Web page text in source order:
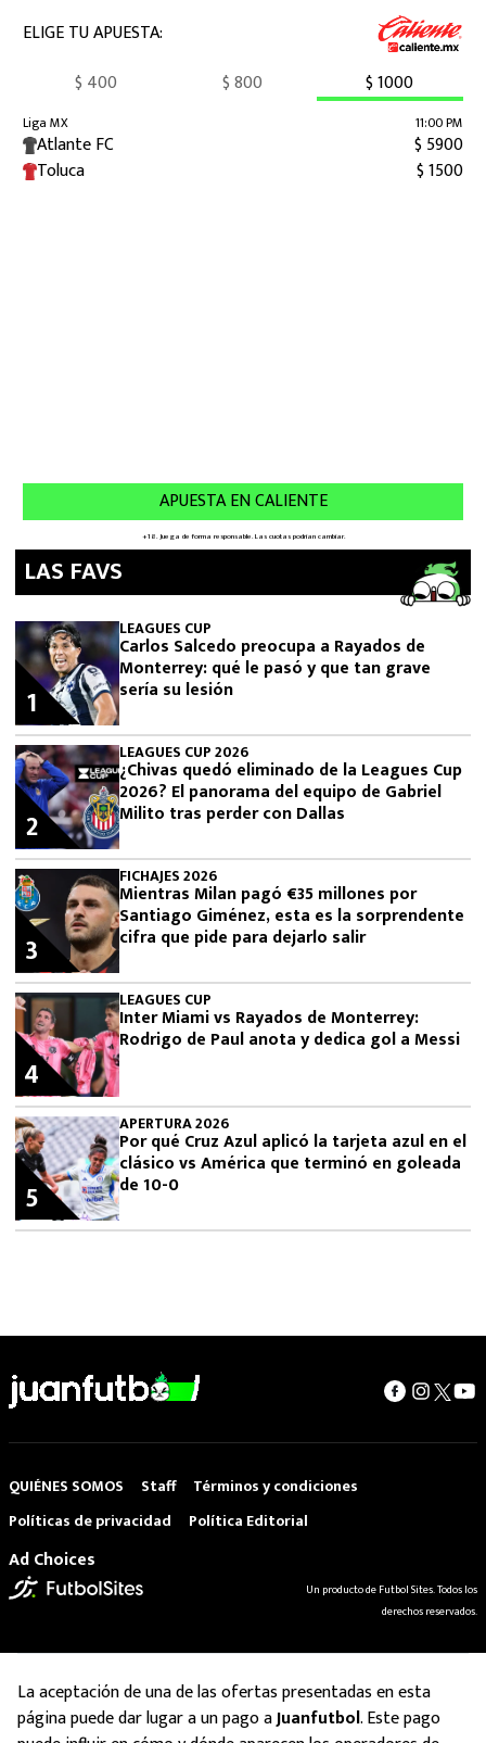
LAS FAVS
LEAGUES CUP
Carlos Salcedo preocupa a Rayados de
Monterrey: qué le pasó y que tan grave
sería su lesión
1
LEAGUES CUP 2026
¿Chivas quedó eliminado de la Leagues Cup
2026? El panorama del equipo de Gabriel
Milito tras perder con Dallas
2
FICHAJES 2026
Mientras Milan pagó €35 millones por
Santiago Giménez, esta es la sorprendente
cifra que pide para dejarlo salir
3
LEAGUES CUP
Inter Miami vs Rayados de Monterrey:
Rodrigo de Paul anota y dedica gol a Messi
4
APERTURA 2026
Por qué Cruz Azul aplicó la tarjeta azul en el
clásico vs América que terminó en goleada
de 10-0
5
QUIÉNES SOMOS Staff
Términos y condiciones
Políticas de privacidad
Política Editorial
Ad Choices
Un producto de Futbol Sites. Todos los
derechos reservados.
La aceptación de una de las ofertas presentadas en esta
página puede dar lugar a un pago aJuanfutbol. Este pago